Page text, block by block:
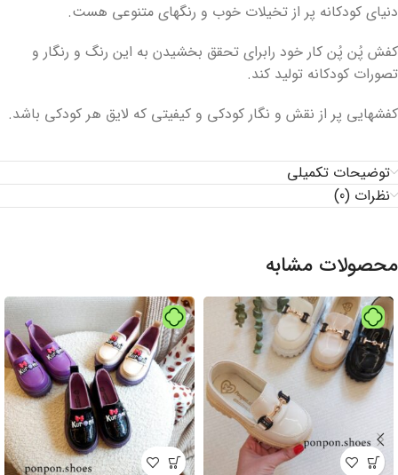
دنیای کودکانه پر از تخیلات خوب و رنگهای متنوعی هست.
کفش پُن پُن کار خود رابرای تحقق بخشیدن به این رنگ و رنگار و
تصورات کودکانه تولید کند.
کفشهایی پر از نقش و نگار کودکی و کیفیتی که لایق هر کودکی باشد.
توضیحات تکمیلی
نظرات (0)
محصولات مشابه